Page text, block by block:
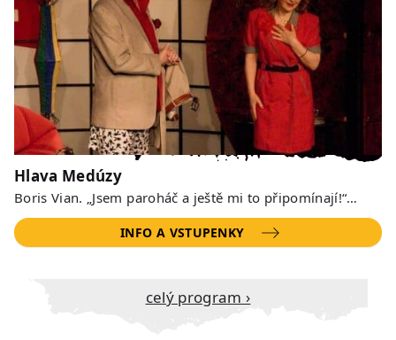
Hlava Medúzy
Boris Vian. „Jsem paroháč a ještě mi to připomínají!“…
INFO A VSTUPENKY
Celý program ›